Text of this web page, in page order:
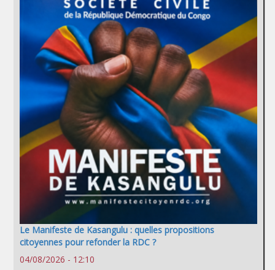
Le Manifeste de Kasangulu : quelles propositions
citoyennes pour refonder la RDC ?
04/08/2026 - 12:10